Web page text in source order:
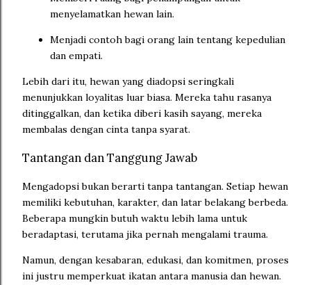
menyelamatkan hewan lain.
Menjadi contoh bagi orang lain tentang kepedulian
dan empati.
Lebih dari itu, hewan yang diadopsi seringkali
menunjukkan loyalitas luar biasa. Mereka tahu rasanya
ditinggalkan, dan ketika diberi kasih sayang, mereka
membalas dengan cinta tanpa syarat.
Tantangan dan Tanggung Jawab
Mengadopsi bukan berarti tanpa tantangan. Setiap hewan
memiliki kebutuhan, karakter, dan latar belakang berbeda.
Beberapa mungkin butuh waktu lebih lama untuk
beradaptasi, terutama jika pernah mengalami trauma.
Namun, dengan kesabaran, edukasi, dan komitmen, proses
ini justru memperkuat ikatan antara manusia dan hewan.